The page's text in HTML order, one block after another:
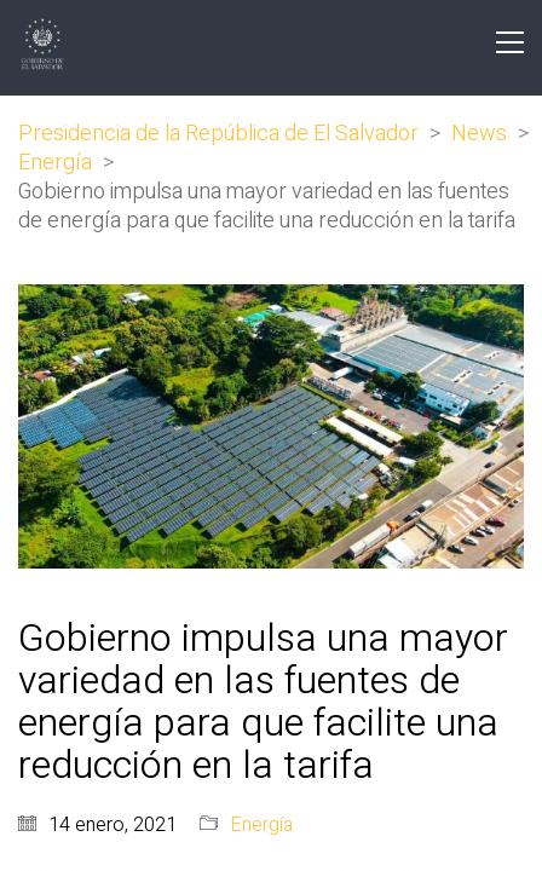
Presidencia de la República de El Salvador > News >
Energía >
Gobierno impulsa una mayor variedad en las fuentes
de energía para que facilite una reducción en la tarifa
Gobierno impulsa una mayor
variedad en las fuentes de
energía para que facilite una
reducción en la tarifa
14 enero, 2021 Energía